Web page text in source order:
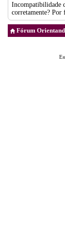
Incompatibilidade
corretamente? Por
Fórum